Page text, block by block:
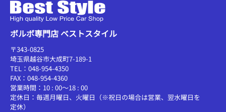
ボルボ専門店 ベストスタイル
〒343-0825
埼玉県越谷市大成町7-189-1
TEL：048-954-4350
FAX：048-954-4360
営業時間：10 : 00～18 : 00
定休日：毎週月曜日、火曜日（※祝日の場合は営業、翌水曜日を
定休）